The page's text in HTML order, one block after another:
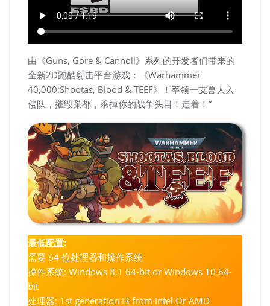
由《Guns, Gore & Cannoli》系列的开发者们带来的
全新2D跑酷射击平台游戏：《Warhammer
40,000:Shootas, Blood & TEEF》！率领一支兽人入
侵队，摧毁巢都，杀掉你的战争头目！走着！”
最低配置:
需要 64 位处理器和操作系统
操作系统: Windows 8.1 64-bit or Windows 10 64-
bit
处理器: 1st generation i3 from Intel Or AMD